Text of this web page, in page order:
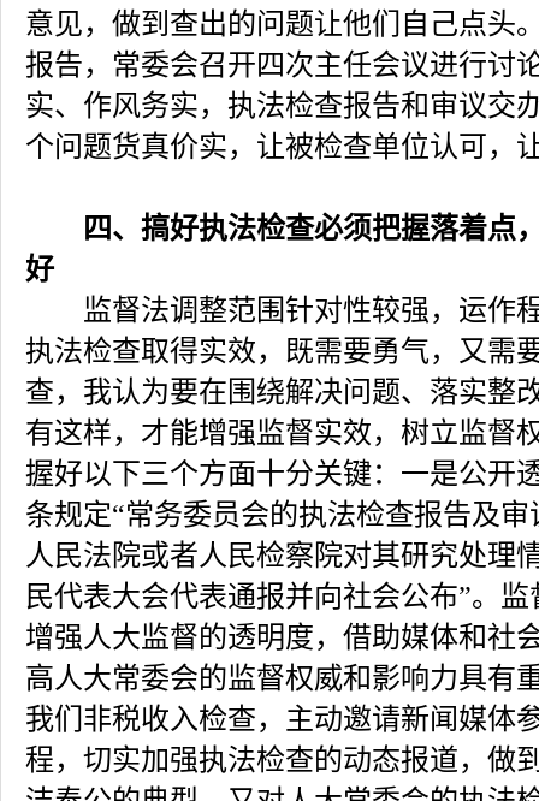
意见，做到查出的问题让他们自己点头
报告，常委会召开四次主任会议进行讨
实、作风务实，执法检查报告和审议交
个问题货真价实，让被检查单位认可，
四、搞好执法检查必须把握落着点
好
监督法调整范围针对性较强，运作
执法检查取得实效，既需要勇气，又需
查，我认为要在围绕解决问题、落实整
有这样，才能增强监督实效，树立监督
握好以下三个方面十分关键：一是公开
条规定“常务委员会的执法检查报告及
人民法院或者人民检察院对其研究处理
民代表大会代表通报并向社会公布”。
增强人大监督的透明度，借助媒体和社
高人大常委会的监督权威和影响力具有
我们非税收入检查，主动邀请新闻媒体
程，切实加强执法检查的动态报道，做